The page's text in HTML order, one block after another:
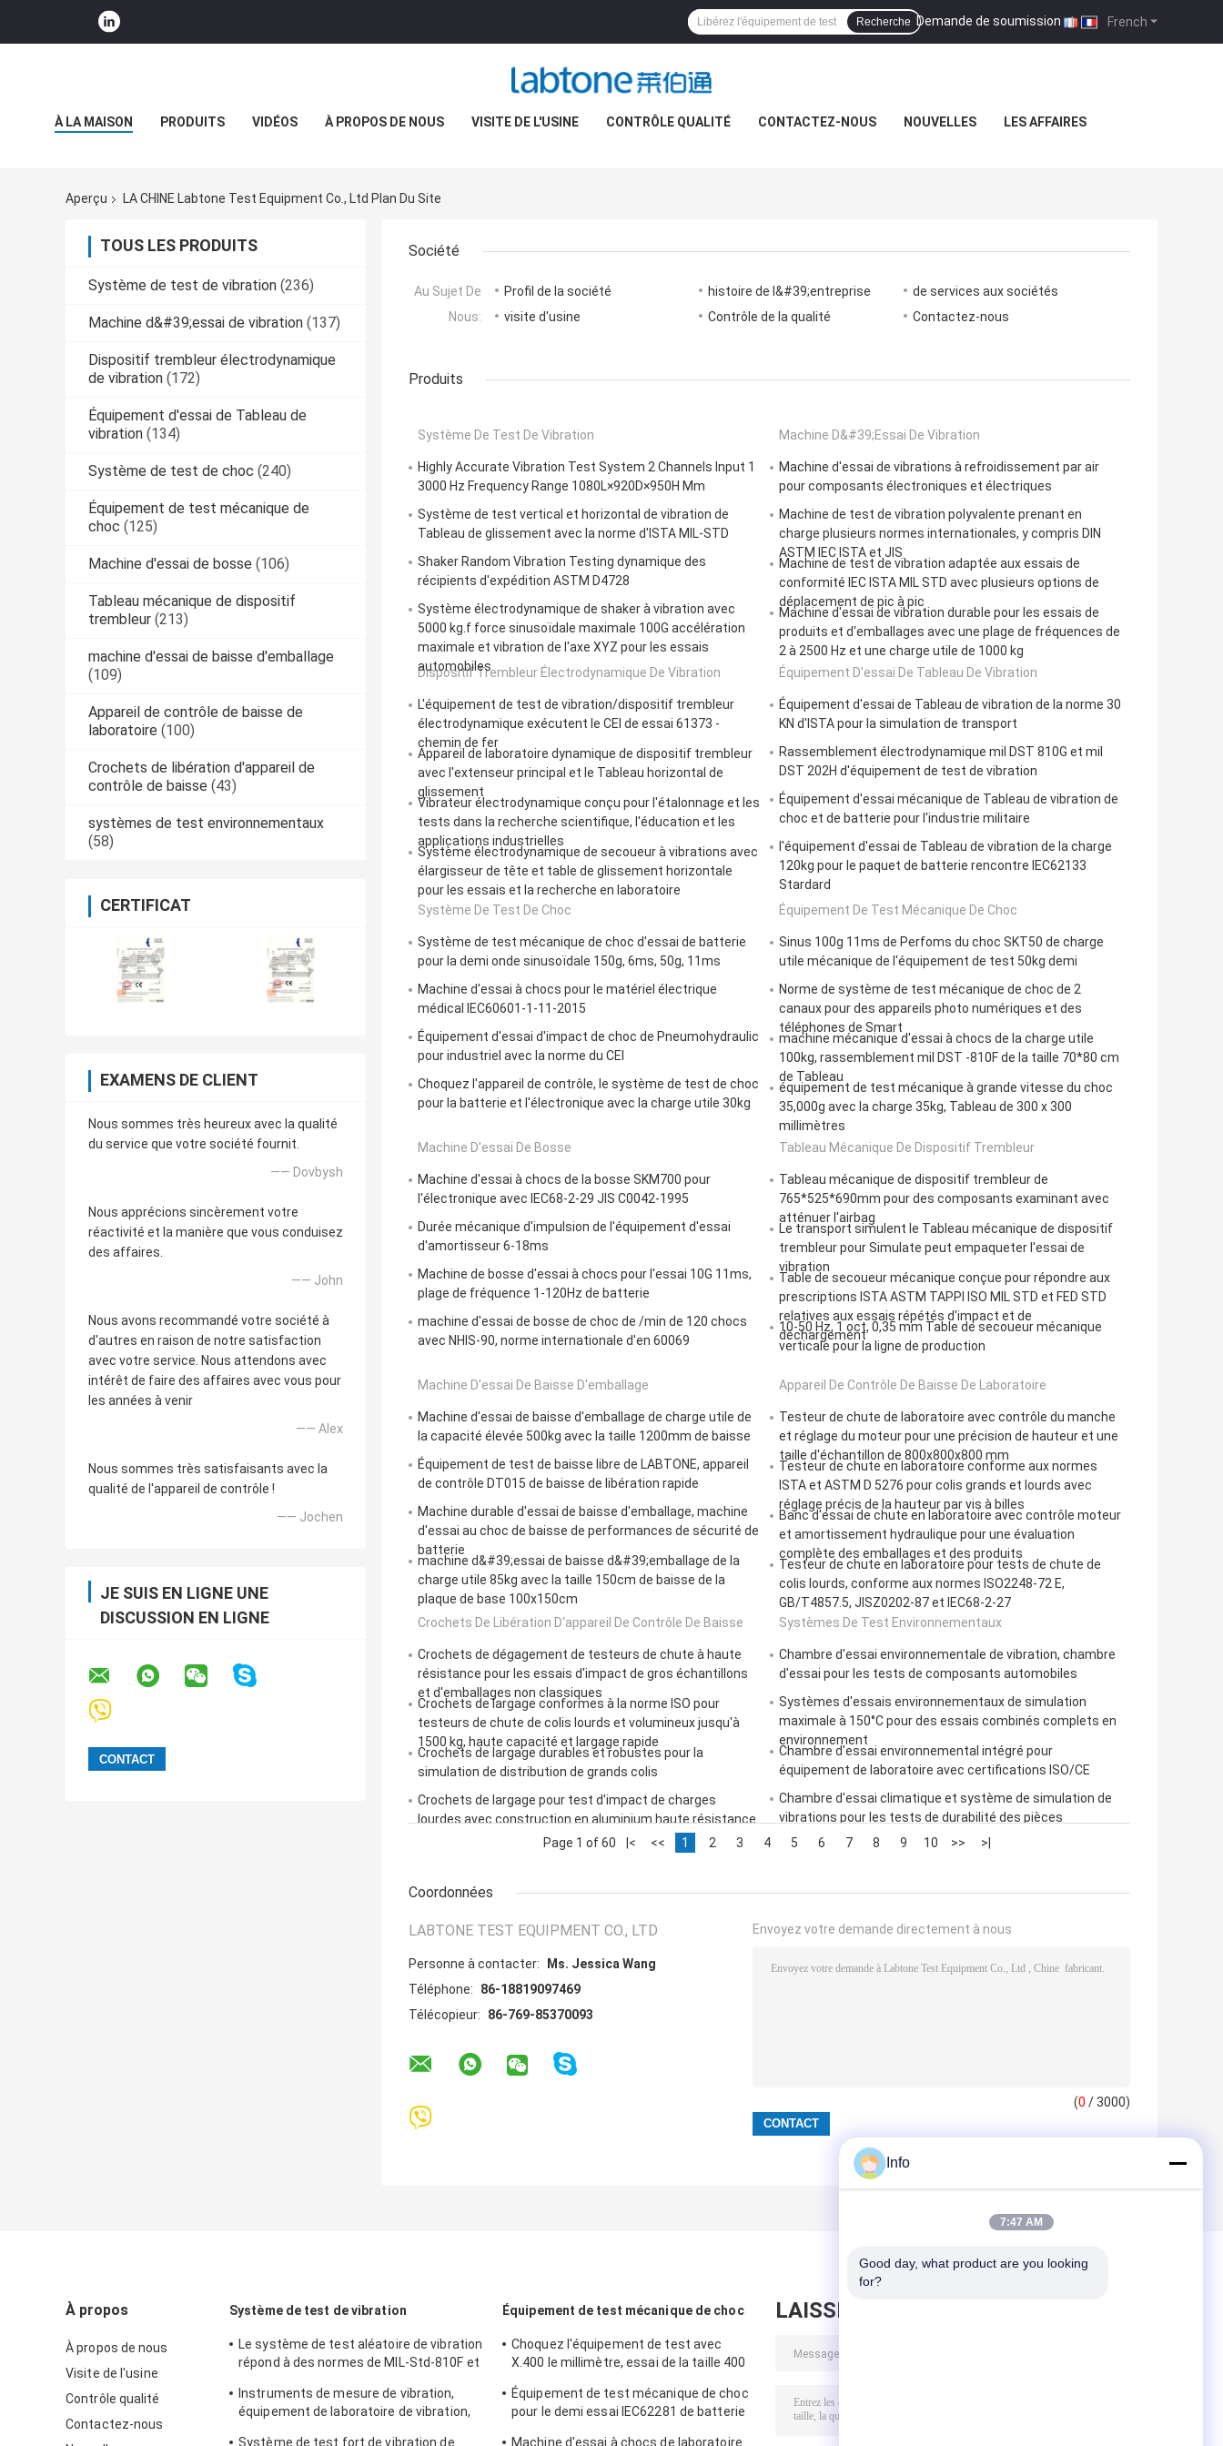
French
Demande de soumission |
Recherche
À LA MAISON PRODUITS VIDÉOS À PROPOS DE NOUS VISITE DE L'USINE CONTRÔLE QUALITÉ CONTACTEZ-NOUS NOUVELLES LES AFFAIRES
Aperçu LA CHINE Labtone Test Equipment Co., Ltd Plan Du Site
TOUS LES PRODUITS
Système de test de vibration (236)
Machine d&#39;essai de vibration (137)
Dispositif trembleur électrodynamique
de vibration (172)
Équipement d'essai de Tableau de
vibration (134)
Système de test de choc (240)
Équipement de test mécanique de
choc (125)
Machine d'essai de bosse (106)
Tableau mécanique de dispositif
trembleur (213)
machine d'essai de baisse d'emballage
(109)
Appareil de contrôle de baisse de
laboratoire (100)
Crochets de libération d'appareil de
contrôle de baisse (43)
systèmes de test environnementaux
(58)
CERTIFICAT
EXAMENS DE CLIENT
Nous sommes très heureux avec la qualité
du service que votre société fournit.
—— Dovbysh
Nous apprécions sincèrement votre
réactivité et la manière que vous conduisez
des affaires.
—— John
Nous avons recommandé votre société à
d'autres en raison de notre satisfaction
avec votre service. Nous attendons avec
intérêt de faire des affaires avec vous pour
les années à venir
—— Alex
Nous sommes très satisfaisants avec la
qualité de l'appareil de contrôle !
—— Jochen
JE SUIS EN LIGNE UNE
DISCUSSION EN LIGNE
Société
Au Sujet De
Nous:
Profil de la société histoire de l&#39;entreprise
de services aux sociétés
visite d'usine
Contrôle de la qualité Contactez-nous
Produits
Système De Test De Vibration
Highly Accurate Vibration Test System 2 Channels Input 1
3000 Hz Frequency Range 1080L×920D×950H Mm
Système de test vertical et horizontal de vibration de
Tableau de glissement avec la norme d'ISTA MIL-STD
Shaker Random Vibration Testing dynamique des
récipients d'expédition ASTM D4728
Système électrodynamique de shaker à vibration avec
5000 kg.f force sinusoïdale maximale 100G accélération
maximale et vibration de l'axe XYZ pour les essais
automobiles
Machine D&#39;essai De Vibration
Machine d'essai de vibrations à refroidissement par air
pour composants électroniques et électriques
Machine de test de vibration polyvalente prenant en
charge plusieurs normes internationales, y compris DIN
ASTM IEC ISTA et JIS
Machine de test de vibration adaptée aux essais de
conformité IEC ISTA MIL STD avec plusieurs options de
déplacement de pic à pic
Machine d'essai de vibration durable pour les essais de
produits et d'emballages avec une plage de fréquences de
2 à 2500 Hz et une charge utile de 1000 kg
Dispositif Trembleur Électrodynamique De Vibration
L'équipement de test de vibration/dispositif trembleur
électrodynamique exécutent le CEI de essai 61373 -
chemin de fer
Appareil de laboratoire dynamique de dispositif trembleur
avec l'extenseur principal et le Tableau horizontal de
glissement
Vibrateur électrodynamique conçu pour l'étalonnage et les
tests dans la recherche scientifique, l'éducation et les
applications industrielles
Système électrodynamique de secoueur à vibrations avec
élargisseur de tête et table de glissement horizontale
pour les essais et la recherche en laboratoire
Équipement D'essai De Tableau De Vibration
Équipement d'essai de Tableau de vibration de la norme 30
KN d'ISTA pour la simulation de transport
Rassemblement électrodynamique mil DST 810G et mil
DST 202H d'équipement de test de vibration
Équipement d'essai mécanique de Tableau de vibration de
choc et de batterie pour l'industrie militaire
l'équipement d'essai de Tableau de vibration de la charge
120kg pour le paquet de batterie rencontre IEC62133
Stardard
Système De Test De Choc
Système de test mécanique de choc d'essai de batterie
pour la demi onde sinusoïdale 150g, 6ms, 50g, 11ms
Machine d'essai à chocs pour le matériel électrique
médical IEC60601-1-11-2015
Équipement d'essai d'impact de choc de Pneumohydraulic
pour industriel avec la norme du CEI
Choquez l'appareil de contrôle, le système de test de choc
pour la batterie et l'électronique avec la charge utile 30kg
Équipement De Test Mécanique De Choc
Sinus 100g 11ms de Perfoms du choc SKT50 de charge
utile mécanique de l'équipement de test 50kg demi
Norme de système de test mécanique de choc de 2
canaux pour des appareils photo numériques et des
téléphones de Smart
machine mécanique d'essai à chocs de la charge utile
100kg, rassemblement mil DST -810F de la taille 70*80 cm
de Tableau
équipement de test mécanique à grande vitesse du choc
35,000g avec la charge 35kg, Tableau de 300 x 300
millimètres
Machine D'essai De Bosse
Machine d'essai à chocs de la bosse SKM700 pour
l'électronique avec IEC68-2-29 JIS C0042-1995
Durée mécanique d'impulsion de l'équipement d'essai
d'amortisseur 6-18ms
Machine de bosse d'essai à chocs pour l'essai 10G 11ms,
plage de fréquence 1-120Hz de batterie
machine d'essai de bosse de choc de /min de 120 chocs
avec NHIS-90, norme internationale d'en 60069
Tableau Mécanique De Dispositif Trembleur
Tableau mécanique de dispositif trembleur de
765*525*690mm pour des composants examinant avec
atténuer l'airbag
Le transport simulent le Tableau mécanique de dispositif
trembleur pour Simulate peut empaqueter l'essai de
vibration
Table de secoueur mécanique conçue pour répondre aux
prescriptions ISTA ASTM TAPPI ISO MIL STD et FED STD
relatives aux essais répétés d'impact et de
déchargement
10-50 Hz, 1 oct, 0,35 mm Table de secoueur mécanique
verticale pour la ligne de production
Machine D'essai De Baisse D'emballage
Machine d'essai de baisse d'emballage de charge utile de
la capacité élevée 500kg avec la taille 1200mm de baisse
Équipement de test de baisse libre de LABTONE, appareil
de contrôle DT015 de baisse de libération rapide
Machine durable d'essai de baisse d'emballage, machine
d'essai au choc de baisse de performances de sécurité de
batterie
machine d&#39;essai de baisse d&#39;emballage de la
charge utile 85kg avec la taille 150cm de baisse de la
plaque de base 100x150cm
Appareil De Contrôle De Baisse De Laboratoire
Testeur de chute de laboratoire avec contrôle du manche
et réglage du moteur pour une précision de hauteur et une
taille d'échantillon de 800x800x800 mm
Testeur de chute en laboratoire conforme aux normes
ISTA et ASTM D 5276 pour colis grands et lourds avec
réglage précis de la hauteur par vis à billes
Banc d'essai de chute en laboratoire avec contrôle moteur
et amortissement hydraulique pour une évaluation
complète des emballages et des produits
Testeur de chute en laboratoire pour tests de chute de
colis lourds, conforme aux normes ISO2248-72 E,
GB/T4857.5, JISZ0202-87 et IEC68-2-27
Crochets De Libération D'appareil De Contrôle De Baisse
Crochets de dégagement de testeurs de chute à haute
résistance pour les essais d'impact de gros échantillons
et d'emballages non classiques
Crochets de largage conformes à la norme ISO pour
testeurs de chute de colis lourds et volumineux jusqu'à
1500 kg, haute capacité et largage rapide
Crochets de largage durables et robustes pour la
simulation de distribution de grands colis
Crochets de largage pour test d'impact de charges
lourdes avec construction en aluminium haute résistance
et conception à verrouillage positif
Systèmes De Test Environnementaux
Chambre d'essai environnementale de vibration, chambre
d'essai pour les tests de composants automobiles
Systèmes d'essais environnementaux de simulation
maximale à 150°C pour des essais combinés complets en
environnement
Chambre d'essai environnemental intégré pour
équipement de laboratoire avec certifications ISO/CE
Chambre d'essai climatique et système de simulation de
vibrations pour les tests de durabilité des pièces
Page 1 of 60
|< << 1 2 3 4 5 6 7 8 9 10 >> >|
Coordonnées
LABTONE TEST EQUIPMENT CO., LTD
Personne à contacter:
Ms. Jessica Wang
Téléphone:
86-18819097469
Télécopieur:
86-769-85370093
Envoyez votre demande directement à nous
(0 / 3000)
À propos
À propos de nous
Visite de l'usine
Contrôle qualité
Contactez-nous
Système de test de vibration
Le système de test aléatoire de vibration
répond à des normes de MIL-Std-810F et
Instruments de mesure de vibration,
équipement de laboratoire de vibration,
Système de test fort de vibration de
Équipement de test mécanique de choc
Choquez l'équipement de test avec
X.400 le millimètre, essai de la taille 400
Équipement de test mécanique de choc
pour le demi essai IEC62281 de batterie
Machine d'essai à chocs de laboratoire
LAISSEZ UN MESSAGE
Info
7:47 AM
Good day, what product are you looking
for?